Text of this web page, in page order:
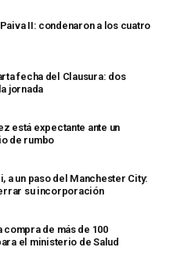
Paiva II: condenaron a los cuatro
fecha del Clausura: dos
jornada
está expectante ante un
de rumbo
a un paso del Manchester City:
su incorporación
de más de 100
el ministerio de Salud